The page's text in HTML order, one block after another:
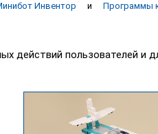
Инвентор и Программы
действий пользователей и